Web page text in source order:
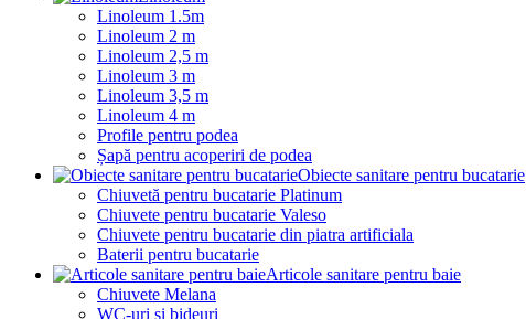
Linoleum 1.5m
Linoleum 2 m
Linoleum 2,5 m
Linoleum 3 m
Linoleum 3,5 m
Linoleum 4 m
Profile pentru podea
Șapă pentru acoperiri de podea
Obiecte sanitare pentru bucatarie
Chiuvetă pentru bucatarie Platinum
Chiuvete pentru bucatarie Valeso
Chiuvete pentru bucatarie din piatra artificiala
Baterii pentru bucatarie
Articole sanitare pentru baie
Chiuvete Melana
WC-uri și bideuri